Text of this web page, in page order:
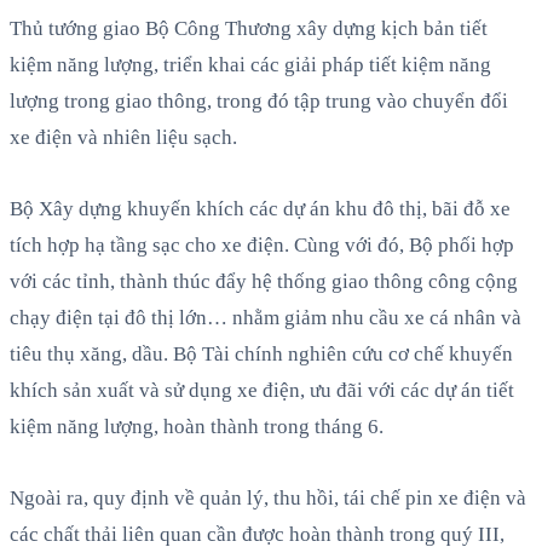
Thủ tướng giao Bộ Công Thương xây dựng kịch bản tiết
kiệm năng lượng, triển khai các giải pháp tiết kiệm năng
lượng trong giao thông, trong đó tập trung vào chuyển đổi
xe điện và nhiên liệu sạch.
Bộ Xây dựng khuyến khích các dự án khu đô thị, bãi đỗ xe
tích hợp hạ tầng sạc cho xe điện. Cùng với đó, Bộ phối hợp
với các tỉnh, thành thúc đẩy hệ thống giao thông công cộng
chạy điện tại đô thị lớn… nhằm giảm nhu cầu xe cá nhân và
tiêu thụ xăng, dầu. Bộ Tài chính nghiên cứu cơ chế khuyến
khích sản xuất và sử dụng xe điện, ưu đãi với các dự án tiết
kiệm năng lượng, hoàn thành trong tháng 6.
Ngoài ra, quy định về quản lý, thu hồi, tái chế pin xe điện và
các chất thải liên quan cần được hoàn thành trong quý III,